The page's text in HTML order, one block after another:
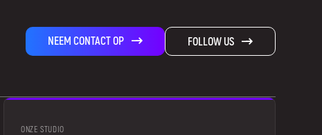
NEEM CONTACT OP FOLLOW US
ONZE STUDIO